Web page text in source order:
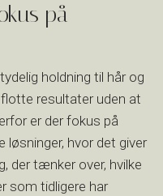
på
holdning til hår og
resultater uden at
er der fokus på
løsninger, hvor det giver
der tænker over, hvilke
som tidligere har